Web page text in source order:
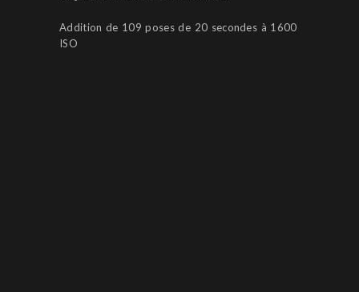
Addition de 109 poses de 20 secondes à 1600
ISO